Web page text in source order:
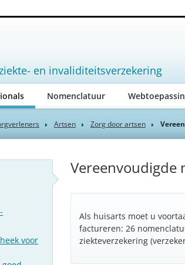
en invaliditeitsverzekering
(active)Nomenclatuur
Artsen Zorg door artsen
voor
Vereenvoudigde
Als huisarts moet u
factureren: 26
ziekteverzekering